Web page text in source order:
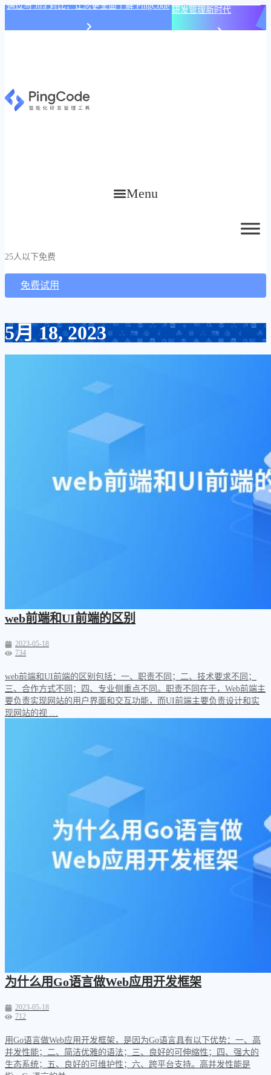
通过与 Jira 对比，让您更全面了解 PingCode 研发管理新时代
Menu
25人以下免费
免费试用
5月 18, 2023
web前端和UI前端的区别
2023-05-18
734
web前端和UI前端的区别包括：一、职责不同；二、技术要求不同；
三、合作方式不同；四、专业侧重点不同。职责不同在于，Web前端主
要负责实现网站的用户界面和交互功能，而UI前端主要负责设计和实
现网站的视 …
为什么用Go语言做Web应用开发框架
2023-05-18
712
用Go语言做Web应用开发框架，是因为Go语言具有以下优势：一、高
并发性能；二、简洁优雅的语法；三、良好的可伸缩性；四、强大的
生态系统；五、良好的可维护性；六、跨平台支持。高并发性能是